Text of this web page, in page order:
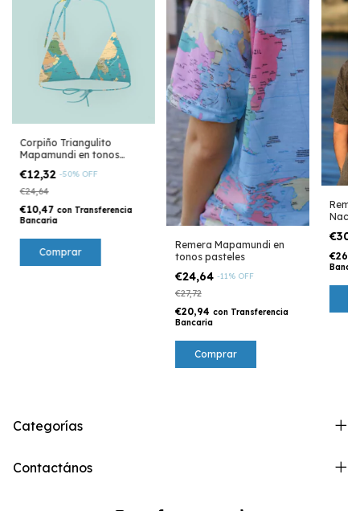
Corpiño Triangulito
Mapamundi en tonos
€12,32 -50% OFF
€24,64
€10,47 con Transferencia
Bancaria
Comprar
Remera Mapamundi en
tonos pasteles
€24,64 -11% OFF
€27,72
€20,94 con Transferencia
Bancaria
Comprar
Categorías
Contactános